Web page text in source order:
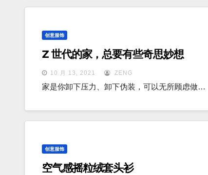
创意服饰
Z 世代的家，总要有些奇思妙想
10 月 13, 2021 ZENG
家是你卸下压力、卸下伪装，可以无所顾虑做…
创意服饰
空气感摇粒绒套头衫